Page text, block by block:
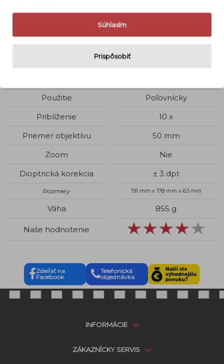
Použitie
Poľovnícky
Priblíženie
10 x
Priemer objektívu
50 mm
Zoom
Nie
Dioptrická korekcia
± 3 dpt
Rozmery 191 mm x 178 mm x 63 mm
Váha 855 g
Naše hodnotenie
Zdieľať na
Facebook
Telefonická
objednávka
INFORMÁCIE
ZÁKAZNÍCKY SERVIS
Súhlasím
Prispôsobiť